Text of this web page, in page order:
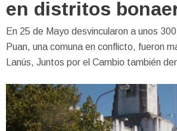
en distritos
En 25 de Mayo desvincularon a unos
Puan, una comuna en conflicto, fueron
Lanús, Juntos por el Cambio también